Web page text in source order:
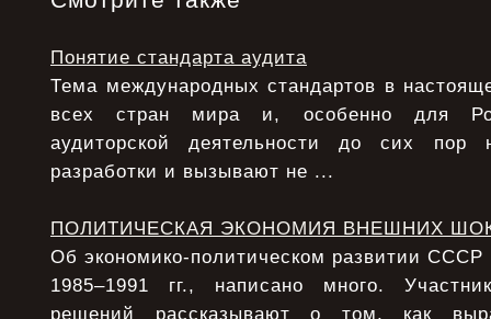
Понятие стандарта аудита
Тема международных стандартов в
всех стран мира и, особенно для
аудиторской деятельности до сих пор
разработки и вызывают не ...
ПОЛИТИЧЕСКАЯ ЭКОНОМИЯ ВНЕШНИХ
Об экономико-политическом развитии СССР
1985–1991 гг., написано много.
решений рассказывают о том, как